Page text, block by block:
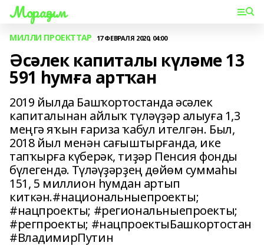
Мораҙым
МИЛЛИ ПРОЕКТТАР 17 ФЕВРАЛЯ 2020, 04:00
Әсәлек капиталы күләме 13
591 һумға артҡан
2019 йылда Башҡортостанда әсәлек
капиталынан айлыҡ түләүҙәр алыуға 1,3
меңгә яҡын ғариза ҡабул ителгән. Был,
2018 йыл менән сағыштырғанда, ике
тапҡырға күберәк, тиҙәр Пенсия фонды
бүлегендә. Түләүҙәрҙең дөйөм суммаһы
151, 5 миллион һумдан артып
киткән.#национальныепроекты;
#нацпроекты; #региональныепроекты;
#регпроекты; #нацпроектыБашкортостан
#ВладимирПутин